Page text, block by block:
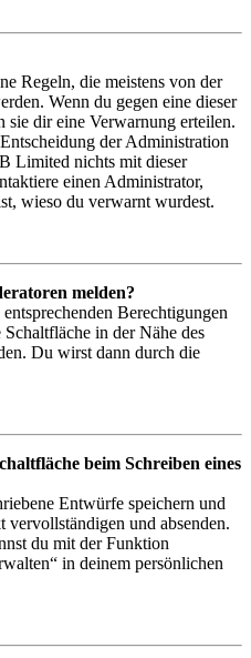
Regeln, die meistens von der
Wenn du gegen eine dieser
sie dir eine Verwarnung erteilen.
der Administration
Limited nichts mit dieser
einen Administrator,
wieso du verwarnt wurdest.
melden?
Berechtigungen
in der Nähe des
Du wirst dann durch die
beim Schreiben eines
Entwürfe speichern und
vervollständigen und absenden.
du mit der Funktion
in deinem persönlichen